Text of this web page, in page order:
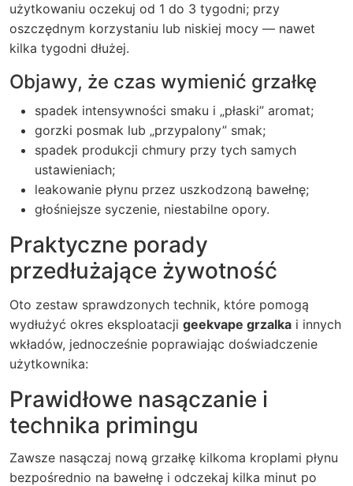
użytkowaniu oczekuj od 1 do 3 tygodni; przy
oszczędnym korzystaniu lub niskiej mocy — nawet
kilka tygodni dłużej.
Objawy, że czas wymienić grzałkę
spadek intensywności smaku i „płaski” aromat;
gorzki posmak lub „przypalony” smak;
spadek produkcji chmury przy tych samych
ustawieniach;
leakowanie płynu przez uszkodzoną bawełnę;
głośniejsze syczenie, niestabilne opory.
Praktyczne porady
przedłużające żywotność
Oto zestaw sprawdzonych technik, które pomogą
wydłużyć okres eksploatacji geekvape grzalka i innych
wkładów, jednocześnie poprawiając doświadczenie
użytkownika:
Prawidłowe nasączanie i
technika primingu
Zawsze nasączaj nową grzałkę kilkoma kroplami płynu
bezpośrednio na bawełnę i odczekaj kilka minut po